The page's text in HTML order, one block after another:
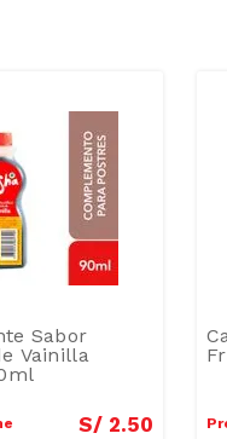
Sabor
Vainilla
S/ 2.50